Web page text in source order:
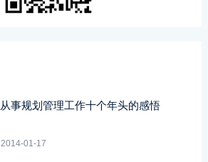
从事规划管理工作十个年头的感悟
2014-01-17